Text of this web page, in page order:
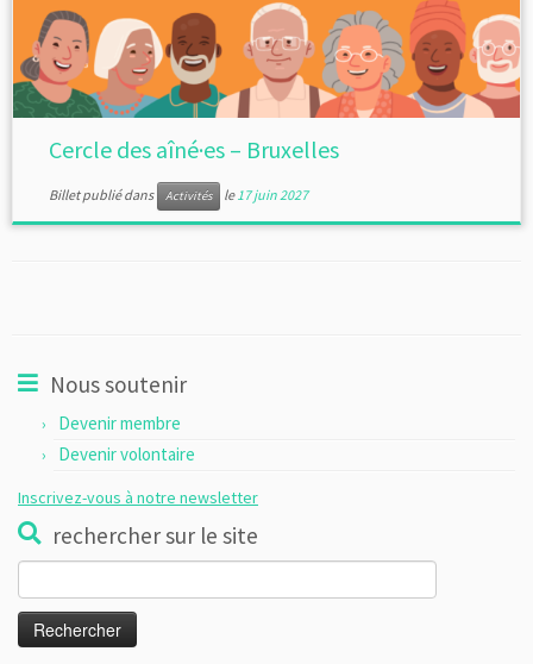
Cercle des aîné·es – Bruxelles
Billet publié dans Activités le 17 juin 2027
Nous soutenir
Devenir membre
Devenir volontaire
Inscrivez-vous à notre newsletter
rechercher sur le site